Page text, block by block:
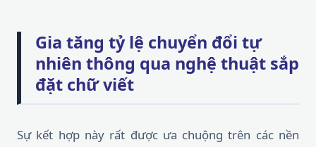
Gia tăng tỷ lệ chuyển đổi tự
nhiên thông qua nghệ thuật sắp
đặt chữ viết
Sự kết hợp này rất được ưa chuộng trên các nền